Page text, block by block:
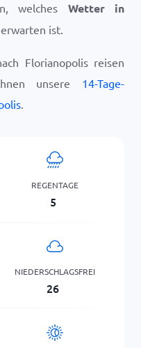
welches Wetter in
ist.
Florianopolis reisen
unsere 14-Tage-
.
REGENTAGE
5
NIEDERSCHLAGSFREI
26